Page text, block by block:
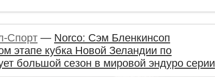
Спорт — Norco: Сэм Бленкинсоп
этапе кубка Новой Зеландии по
большой сезон в мировой эндуро серии